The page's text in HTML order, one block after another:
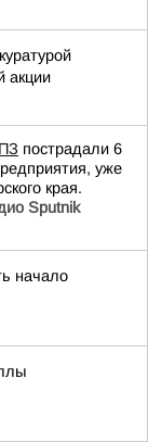
акции
пострадали 6
уже
края.
Sputnik
начало